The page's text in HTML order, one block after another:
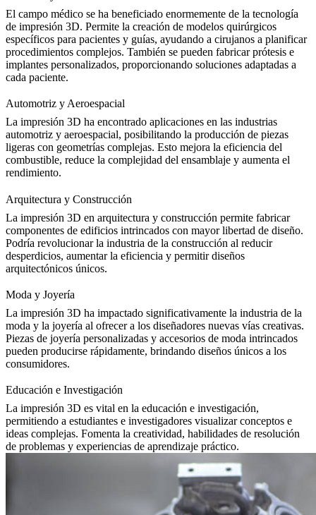
El campo médico se ha beneficiado enormemente de la tecnología
de impresión 3D. Permite la creación de modelos quirúrgicos
específicos para pacientes y guías, ayudando a cirujanos a planificar
procedimientos complejos. También se pueden fabricar prótesis e
implantes personalizados, proporcionando soluciones adaptadas a
cada paciente.
Automotriz y Aeroespacial
La impresión 3D ha encontrado aplicaciones en las industrias
automotriz y aeroespacial, posibilitando la producción de piezas
ligeras con geometrías complejas. Esto mejora la eficiencia del
combustible, reduce la complejidad del ensamblaje y aumenta el
rendimiento.
Arquitectura y Construcción
La impresión 3D en arquitectura y construcción permite fabricar
componentes de edificios intrincados con mayor libertad de diseño.
Podría revolucionar la industria de la construcción al reducir
desperdicios, aumentar la eficiencia y permitir diseños
arquitectónicos únicos.
Moda y Joyería
La impresión 3D ha impactado significativamente la industria de la
moda y la joyería al ofrecer a los diseñadores nuevas vías creativas.
Piezas de joyería personalizadas y accesorios de moda intrincados
pueden producirse rápidamente, brindando diseños únicos a los
consumidores.
Educación e Investigación
La impresión 3D es vital en la educación e investigación,
permitiendo a estudiantes e investigadores visualizar conceptos e
ideas complejas. Fomenta la creatividad, habilidades de resolución
de problemas y experiencias de aprendizaje práctico.